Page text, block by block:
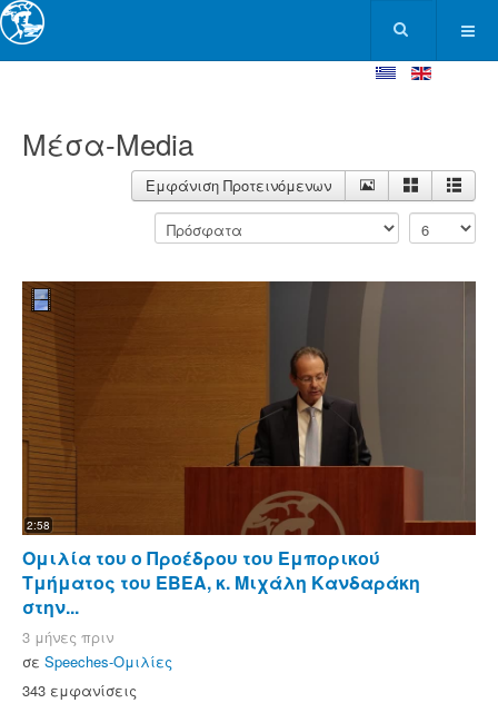
Μέσα-Media
Εμφάνιση Προτεινόμενων
2:58
Ομιλία του ο Προέδρου του Εμπορικού
Τμήματος του ΕΒΕΑ, κ. Μιχάλη Κανδαράκη
στην...
3 μήνες πριν
σε Speeches-Ομιλίες
343 εμφανίσεις